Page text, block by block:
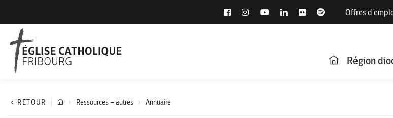
Offres
Région
RETOUR Ressources – autres Annuaire